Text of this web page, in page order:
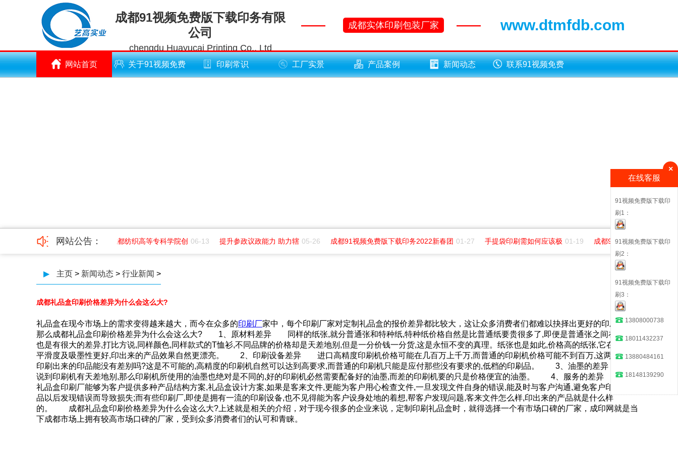
成都91视频免费版下载印务有限
公司
chengdu Huayucai Printing Co., Ltd
—— 成都实体印刷包装厂家 —— www.dtmfdb.com
网站首页 关于91视频免费 印刷常识 工厂实景 产品案例 新闻动态 联系91视频免费
网站公告：
费版下载印务招聘平面 07-01 成都纺织高等专科学院创 06-13 提升参政议政能力 助力辖 05-26 成都91视频免费版下载印务2022新春团 01-27 手提袋印刷需如何应该极 01-19 成都91视频免费版下载印
▶ 主页 > 新闻动态 > 行业新闻 >
成都礼品盒印刷价格差异为什么会这么大?
礼品盒在现今市场上的需求变得越来越大，而今在众多的印刷厂家中，每个印刷厂家对定制礼品盒的报价差异都比较大，这让众多消费者们都难以抉择出更好的印刷厂家。
那么成都礼品盒印刷价格差异为什么会这么大? 1、原材料差异 同样的纸张,就分普通张和特种纸,特种纸价格自然是比普通纸要贵很多了,即便是普通张之间在价格上
也是有很大的差异,打比方说,同样颜色,同样款式的T恤衫,不同品牌的价格却是天差地别,但是一分价钱一分货,这是永恒不变的真理。纸张也是如此,价格高的纸张,它在光泽度
平滑度及吸墨性更好,印出来的产品效果自然更漂亮。 2、印刷设备差异 进口高精度印刷机价格可能在几百万上千万,而普通的印刷机价格可能不到百万,这两种设备
印刷出来的印品能没有差别吗?这是不可能的,高精度的印刷机自然可以达到高要求,而普通的印刷机只能是应付那些没有要求的,低档的印刷品。 3、油墨的差异 前面
说到印刷机有天差地别,那么印刷机所使用的油墨也绝对是不同的,好的印刷机必然需要配备好的油墨,而差的印刷机要的只是价格便宜的油墨。 4、服务的差异 有的
礼品盒印刷厂能够为客户提供多种产品结构方案,礼品盒设计方案,如果是客来文件,更能为客户用心检查文件,一旦发现文件自身的错误,能及时与客户沟通,避免客户印出来产
品以后发现错误而导致损失;而有些印刷厂,即使是拥有一流的印刷设备,也不见得能为客户设身处地的着想,帮客户发现问题,客来文件怎么样,印出来的产品就是什么样
的。 成都礼品盒印刷价格差异为什么会这么大?上述就是相关的介绍，对于现今很多的企业来说，定制印刷礼品盒时，就得选择一个有市场口碑的厂家，成印网就是当
下成都市场上拥有较高市场口碑的厂家，受到众多消费者们的认可和青睐。
在线客服
×
91视频免费版下载印
刷1：
91视频免费版下载印
刷2：
91视频免费版下载印
刷3：
13808000738
18011432237
13880484161
18148139290